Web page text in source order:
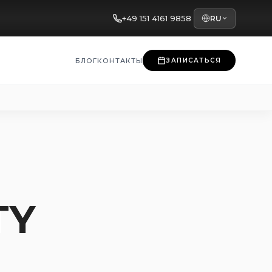
+49 151 4161 9858 RU
БЛОГКОНТАКТЫ ЗАПИСАТЬСЯ